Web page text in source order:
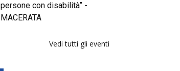
persone con disabilità” -
MACERATA
Vedi tutti gli eventi